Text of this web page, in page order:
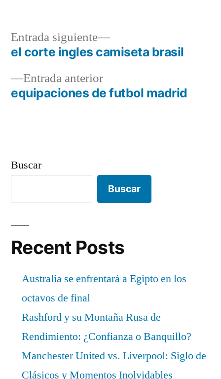
Navegación
de
entradas
Entrada anteriorEntrada
anterior:
equipaciones de futbol madrid
Entrada siguiente
Entrada
siguiente:
el corte ingles camiseta brasil
Buscar
Buscar
Recent Posts
Australia se enfrentará a Egipto en los
octavos de final
Rashford y su Montaña Rusa de
Rendimiento: ¿Confianza o Banquillo?
Manchester United vs. Liverpool: Siglo de
Clásicos y Momentos Inolvidables